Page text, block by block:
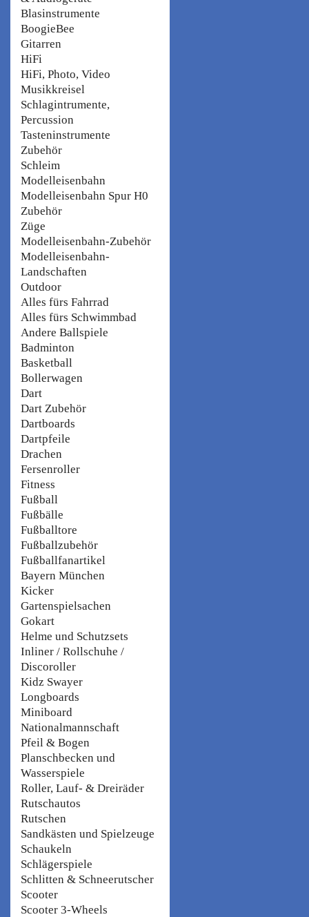
Blasinstrumente
BoogieBee
Gitarren
HiFi
HiFi, Photo, Video
Musikkreisel
Schlagintrumente,
Percussion
Tasteninstrumente
Zubehör
Schleim
Modelleisenbahn
Modelleisenbahn Spur H0
Zubehör
Züge
Modelleisenbahn-Zubehör
Modelleisenbahn-
Landschaften
Outdoor
Alles fürs Fahrrad
Alles fürs Schwimmbad
Andere Ballspiele
Badminton
Basketball
Bollerwagen
Dart
Dart Zubehör
Dartboards
Dartpfeile
Drachen
Fersenroller
Fitness
Fußball
Fußbälle
Fußballtore
Fußballzubehör
Fußballfanartikel
Bayern München
Kicker
Gartenspielsachen
Gokart
Helme und Schutzsets
Inliner / Rollschuhe /
Discoroller
Kidz Swayer
Longboards
Miniboard
Nationalmannschaft
Pfeil & Bogen
Planschbecken und
Wasserspiele
Roller, Lauf- & Dreiräder
Rutschautos
Rutschen
Sandkästen und Spielzeuge
Schaukeln
Schlägerspiele
Schlitten & Schneerutscher
Scooter
Scooter 3-Wheels